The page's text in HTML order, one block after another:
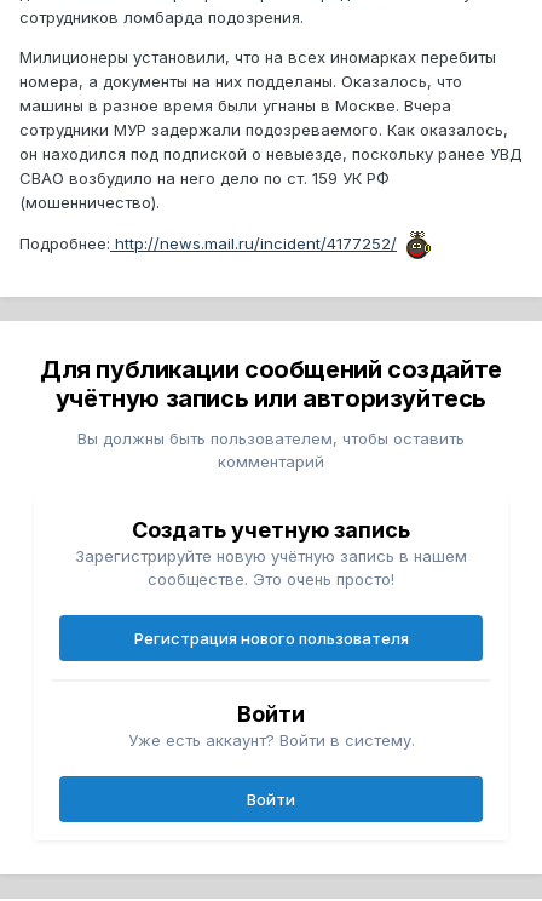
сотрудников ломбарда подозрения.
Милиционеры установили, что на всех иномарках перебиты
номера, а документы на них подделаны. Оказалось, что
машины в разное время были угнаны в Москве. Вчера
сотрудники МУР задержали подозреваемого. Как оказалось,
он находился под подпиской о невыезде, поскольку ранее УВД
СВАО возбудило на него дело по ст. 159 УК РФ
(мошенничество).
Подробнее: http://news.mail.ru/incident/4177252/
Для публикации сообщений создайте
учётную запись или авторизуйтесь
Вы должны быть пользователем, чтобы оставить
комментарий
Создать учетную запись
Зарегистрируйте новую учётную запись в нашем
сообществе. Это очень просто!
Регистрация нового пользователя
Войти
Уже есть аккаунт? Войти в систему.
Войти